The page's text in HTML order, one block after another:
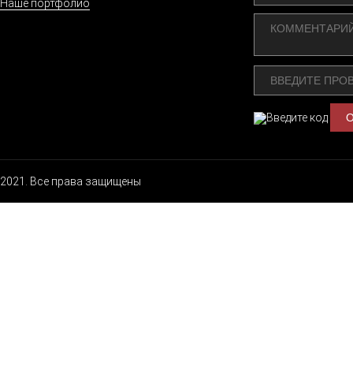
Наше портфолио
2021. Все права защищены